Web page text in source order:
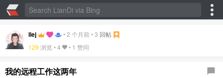
llej •2 个月前•3 回帖
129 浏览 •4 • 1 赞同
我的远程工作这两年